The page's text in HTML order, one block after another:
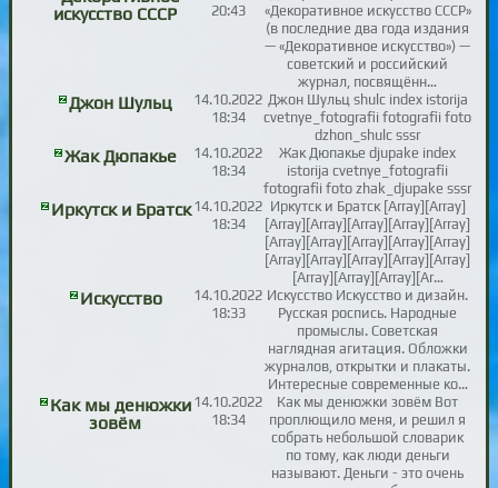
искусство СССР
20:43
«Декоративное искусство СССР»
(в последние два года издания
— «Декоративное искусство») —
советский и российский
журнал, посвящённ…
Джон Шульц
14.10.2022
18:34
Джон Шульц shulc index istorija
cvetnye_fotografii fotografii foto
dzhon_shulc sssr
Жак Дюпакье
14.10.2022
18:34
Жак Дюпакье djupake index
istorija cvetnye_fotografii
fotografii foto zhak_djupake sssr
Иркутск и Братск 14.10.2022
18:34
Иркутск и Братск [Array][Array]
[Array][Array][Array][Array][Array]
[Array][Array][Array][Array][Array]
[Array][Array][Array][Array][Array]
[Array][Array][Array][Ar…
Искусство
14.10.2022
18:33
Искусство Искусство и дизайн.
Русская роспись. Народные
промыслы. Советская
наглядная агитация. Обложки
журналов, открытки и плакаты.
Интересные современные ко…
Как мы денюжки
зовём
14.10.2022
18:34
Как мы денюжки зовём Вот
проплющило меня, и решил я
собрать небольшой словарик
по тому, как люди деньги
называют. Деньги - это очень